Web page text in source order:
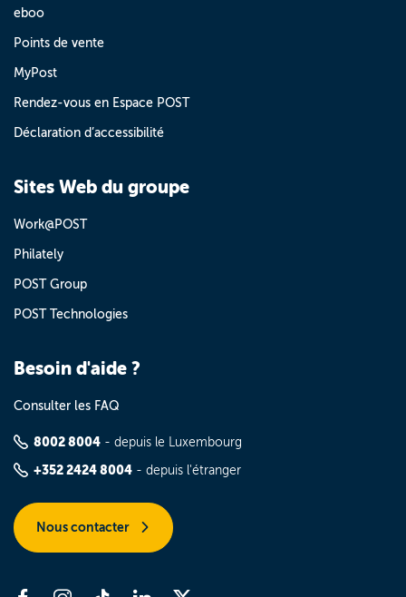
eboo
Points de vente
MyPost
Rendez-vous en Espace POST
Déclaration d’accessibilité
Sites Web du groupe
Work@POST
Philately
POST Group
POST Technologies
Besoin d'aide ?
Consulter les FAQ
8002 8004 - depuis le Luxembourg
+352 2424 8004 - depuis l'étranger
Nous contacter